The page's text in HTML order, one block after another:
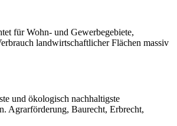
für Wohn- und Gewerbegebiete,
landwirtschaftlicher Flächen massiv
und ökologisch nachhaltigste
Agrarförderung, Baurecht, Erbrecht,